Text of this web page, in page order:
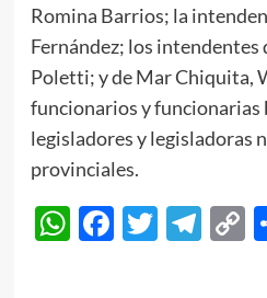
Romina Barrios; la
Fernández; los intendentes
Poletti; y de Mar Chiquita,
funcionarios y funcionarias
legisladores y legisladoras
provinciales.
WhatsApp
Facebook